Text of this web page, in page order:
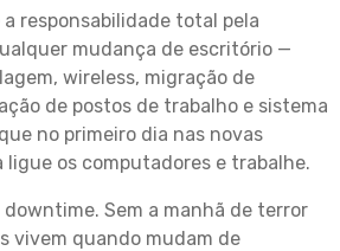
responsabilidade total pela
mudança de escritório —
wireless, migração de
de postos de trabalho e sistema
no primeiro dia nas novas
ligue os computadores e trabalhe.
downtime. Sem a manhã de terror
vivem quando mudam de